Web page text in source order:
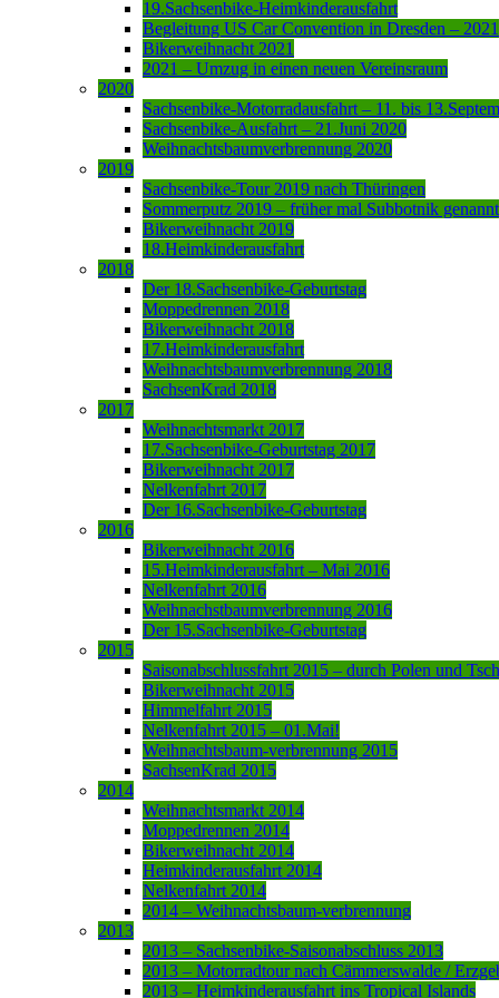
19.Sachsenbike-Heimkinderausfahrt
Begleitung US Car Convention in Dresden – 2021
Bikerweihnacht 2021
2021 – Umzug in einen neuen Vereinsraum
2020
Sachsenbike-Motorradausfahrt – 11. bis
Sachsenbike-Ausfahrt – 21.Juni 2020
Weihnachtsbaumverbrennung 2020
2019
Sachsenbike-Tour 2019 nach Thüringen
Sommerputz 2019 – früher mal Subbotnik genannt
Bikerweihnacht 2019
18.Heimkinderausfahrt
2018
Der 18.Sachsenbike-Geburtstag
Moppedrennen 2018
Bikerweihnacht 2018
17.Heimkinderausfahrt
Weihnachtsbaumverbrennung 2018
SachsenKrad 2018
2017
Weihnachtsmarkt 2017
17.Sachsenbike-Geburtstag 2017
Bikerweihnacht 2017
Nelkenfahrt 2017
Der 16.Sachsenbike-Geburtstag
2016
Bikerweihnacht 2016
15.Heimkinderausfahrt – Mai 2016
Nelkenfahrt 2016
Weihnachstbaumverbrennung 2016
Der 15.Sachsenbike-Geburtstag
2015
Saisonabschlussfahrt 2015 – durch Polen und
Bikerweihnacht 2015
Himmelfahrt 2015
Nelkenfahrt 2015 – 01.Mai!
Weihnachtsbaum-verbrennung 2015
SachsenKrad 2015
2014
Weihnachtsmarkt 2014
Moppedrennen 2014
Bikerweihnacht 2014
Heimkinderausfahrt 2014
Nelkenfahrt 2014
2014 – Weihnachtsbaum-verbrennung
2013
2013 – Sachsenbike-Saisonabschluss 2013
2013 – Motorradtour nach Cämmerswalde /
2013 – Heimkinderausfahrt ins Tropical Islands